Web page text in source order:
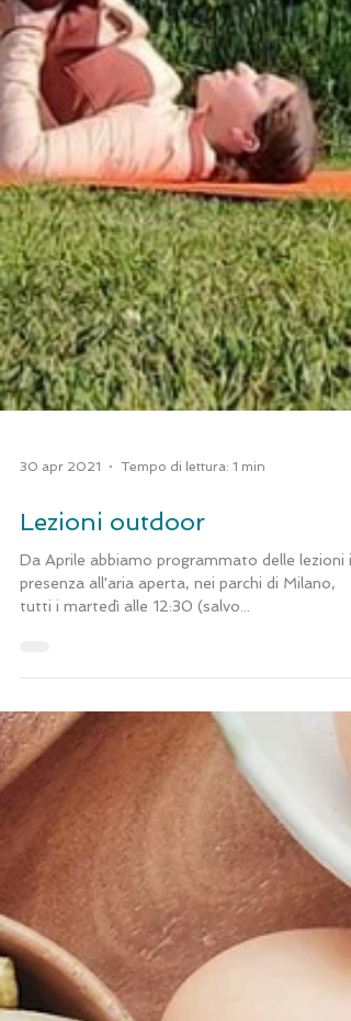
30 apr 2021 Tempo di lettura: 1 min
Lezioni outdoor
Da Aprile abbiamo programmato delle lezioni in
presenza all'aria aperta, nei parchi di Milano,
tutti i martedì alle 12:30 (salvo...